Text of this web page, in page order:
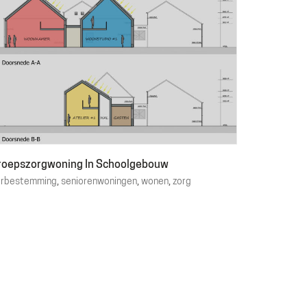
In Schoolgebouw
, seniorenwoningen,wonen,zorg